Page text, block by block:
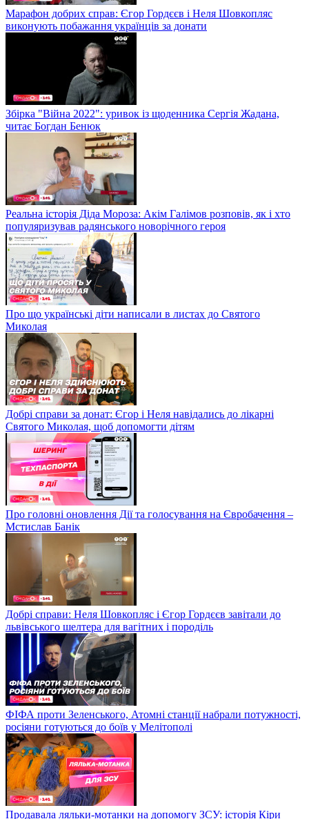
Марафон добрих справ: Єгор Гордєєв і Неля Шовкопляс
виконують побажання українців за донати
Збірка "Війна 2022": уривок із щоденника Сергія Жадана,
читає Богдан Бенюк
Реальна історія Діда Мороза: Акім Галімов розповів, як і хто
популяризував радянського новорічного героя
Про що українські діти написали в листах до Святого
Миколая
Добрі справи за донат: Єгор і Неля навідались до лікарні
Святого Миколая, щоб допомогти дітям
Про головні оновлення Дії та голосування на Євробачення –
Мстислав Банік
Добрі справи: Неля Шовкопляс і Єгор Гордєєв завітали до
львівського шелтера для вагітних і породіль
ФІФА проти Зеленського, Атомні станції набрали потужності,
росіяни готуються до боїв у Мелітополі
Продавала ляльки-мотанки на допомогу ЗСУ: історія Кіри